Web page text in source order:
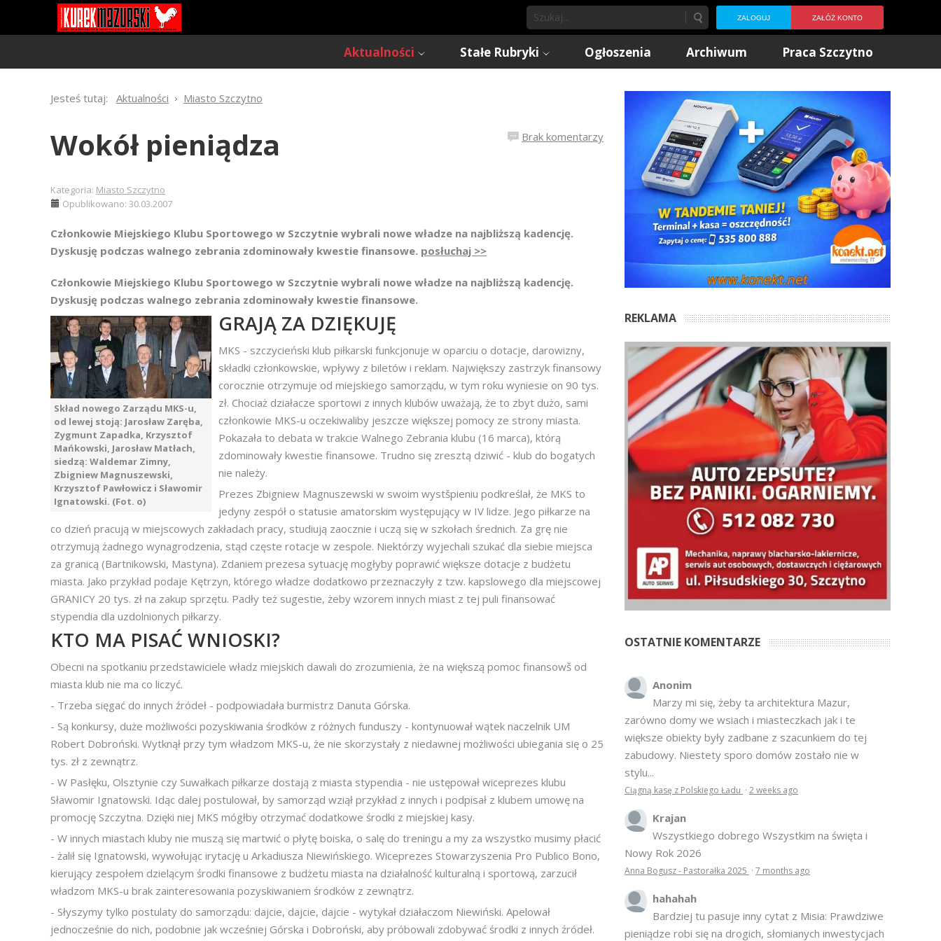
ZALOGUJ ZAŁÓŻ KONTO
Aktualności Stałe Rubryki Ogłoszenia Archiwum Praca Szczytno
Jesteś tutaj: Aktualności Miasto Szczytno
Brak komentarzy
Wokół pieniądza
Kategoria: Miasto Szczytno
Opublikowano: 30.03.2007
Członkowie Miejskiego Klubu Sportowego w Szczytnie wybrali nowe władze na najbliższą kadencję.
Dyskusję podczas walnego zebrania zdominowały kwestie finansowe. posłuchaj >>
Członkowie Miejskiego Klubu Sportowego w Szczytnie wybrali nowe władze na najbliższą kadencję.
Dyskusję podczas walnego zebrania zdominowały kwestie finansowe.
Skład nowego Zarządu MKS-u,
od lewej stoją: Jarosław Zaręba,
Zygmunt Zapadka, Krzysztof
Mańkowski, Jarosław Matłach,
siedzą: Waldemar Zimny,
Zbigniew Magnuszewski,
Krzysztof Pawłowicz i Sławomir
Ignatowski. (Fot. o)
GRAJĄ ZA DZIĘKUJĘ
MKS - szczycieński klub piłkarski funkcjonuje w oparciu o dotacje, darowizny,
składki członkowskie, wpływy z biletów i reklam. Największy zastrzyk finansowy
corocznie otrzymuje od miejskiego samorządu, w tym roku wyniesie on 90 tys.
zł. Chociaż działacze sportowi z innych klubów uważają, że to zbyt dużo, sami
członkowie MKS-u oczekiwaliby jeszcze większej pomocy ze strony miasta.
Pokazała to debata w trakcie Walnego Zebrania klubu (16 marca), którą
zdominowały kwestie finansowe. Trudno się zresztą dziwić - klub do bogatych
nie należy.
Prezes Zbigniew Magnuszewski w swoim wystšpieniu podkreślał, że MKS to
jedyny zespół o statusie amatorskim występujący w IV lidze. Jego piłkarze na
co dzień pracują w miejscowych zakładach pracy, studiują zaocznie i uczą się w szkołach średnich. Za grę nie
otrzymują żadnego wynagrodzenia, stąd częste rotacje w zespole. Niektórzy wyjechali szukać dla siebie miejsca
za granicą (Bartnikowski, Mastyna). Zdaniem prezesa sytuację mogłyby poprawić większe dotacje z budżetu
miasta. Jako przykład podaje Kętrzyn, którego władze dodatkowo przeznaczyły z tzw. kapslowego dla miejscowej
GRANICY 20 tys. zł na zakup sprzętu. Padły też sugestie, żeby wzorem innych miast z tej puli finansować
stypendia dla uzdolnionych piłkarzy.
KTO MA PISAĆ WNIOSKI?
Obecni na spotkaniu przedstawiciele władz miejskich dawali do zrozumienia, że na większą pomoc finansowš od
miasta klub nie ma co liczyć.
- Trzeba sięgać do innych źródeł - podpowiadała burmistrz Danuta Górska.
- Są konkursy, duże możliwości pozyskiwania środków z różnych funduszy - kontynuował wątek naczelnik UM
Robert Dobroński. Wytknął przy tym władzom MKS-u, że nie skorzystały z niedawnej możliwości ubiegania się o 25
tys. zł z zewnątrz.
- W Pasłęku, Olsztynie czy Suwałkach piłkarze dostają z miasta stypendia - nie ustępował wiceprezes klubu
Sławomir Ignatowski. Idąc dalej postulował, by samorząd wziął przykład z innych i podpisał z klubem umowę na
promocję Szczytna. Dzięki niej MKS mógłby otrzymać dodatkowe środki z miejskiej kasy.
- W innych miastach kluby nie muszą się martwić o płytę boiska, o salę do treningu a my za wszystko musimy płacić
- żalił się Ignatowski, wywołując irytację u Arkadiusza Niewińskiego. Wiceprezes Stowarzyszenia Pro Publico Bono,
kierujący zespołem dzielącym środki finansowe z budżetu miasta na działalność kulturalną i sportową, zarzucił
władzom MKS-u brak zainteresowania pozyskiwaniem środków z zewnątrz.
- Słyszymy tylko postulaty do samorządu: dajcie, dajcie, dajcie - wytykał działaczom Niewiński. Apelował
jednocześnie do nich, podobnie jak wcześniej Górska i Dobroński, aby próbowali zdobywać środki z innych źródeł.
REKLAMA
OSTATNIE KOMENTARZE
Anonim
Marzy mi się, żeby ta architektura Mazur,
zarówno domy we wsiach i miasteczkach jak i te
większe obiekty były zadbane z szacunkiem do tej
zabudowy. Niestety sporo domów zostało nie w
stylu...
Ciągną kasę z Polskiego Ładu · 2 weeks ago
Krajan
Wszystkiego dobrego Wszystkim na święta i
Nowy Rok 2026
Anna Bogusz - Pastorałka 2025 · 7 months ago
hahahah
Bardziej tu pasuje inny cytat z Misia: Prawdziwe
pieniądze robi się na drogich, słomianych inwestycjach